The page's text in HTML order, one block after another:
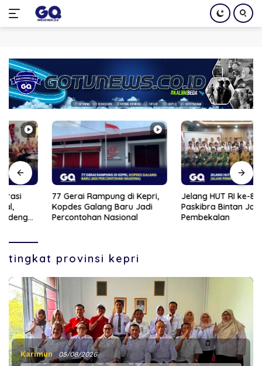
konten
77 Gerai Rampung di Kepri,
Kopdes Galang Baru Jadi
Percontohan Nasional
Jelang HUT RI ke-81, 33 Calon
Paskibra Bintan Jalani
Pembekalan
tingkat provinsi kepri
Karimun 05/08/2026